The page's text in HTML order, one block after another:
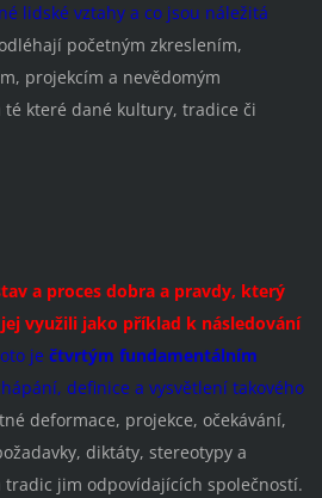
lidské vztahy a co jsou náležitá
početným zkreslením,
projekcím a nevědomým
které dané kultury, tradice či
a proces dobra a pravdy, který
využili jako příklad k následování
je čtvrtým fundamentálním
definice a vysvětlení takového
deformace, projekce, očekávání,
diktáty, stereotypy a
tradic jim odpovídajících společností.